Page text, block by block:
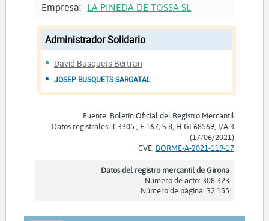
Empresa: LA PINEDA DE TOSSA SL
Administrador Solidario
David Busquets Bertran
JOSEP BUSQUETS SARGATAL
Fuente: Boletín Oficial del Registro Mercantil
Datos registrales: T 3305 , F 167, S 8, H GI 68569, I/A 3
(17/06/2021)
CVE: BORME-A-2021-119-17
Datos del registro mercantil de Girona
Número de acto: 308.323
Número de página: 32.155